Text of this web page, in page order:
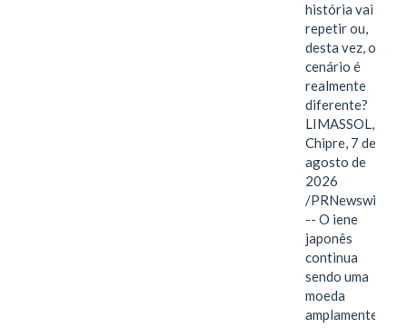
história vai se
repetir ou,
desta vez, o
cenário é
realmente
diferente?
LIMASSOL,
Chipre, 7 de
agosto de
2026
/PRNewswire/
-- O iene
japonês
continua
sendo uma
moeda
amplamente…